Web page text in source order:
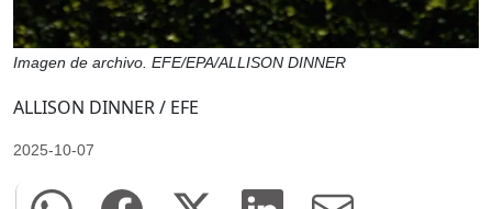
Imagen de archivo. EFE/EPA/ALLISON DINNER
ALLISON DINNER / EFE
2025-10-07